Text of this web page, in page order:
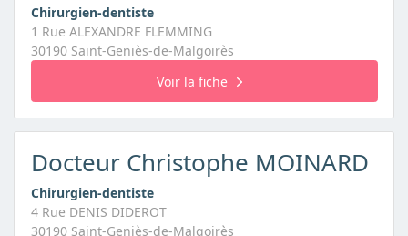
Chirurgien-dentiste
1 Rue ALEXANDRE FLEMMING
30190 Saint-Geniès-de-Malgoirès
Voir la fiche
Docteur Christophe MOINARD
Chirurgien-dentiste
4 Rue DENIS DIDEROT
30190 Saint-Geniès-de-Malgoirès